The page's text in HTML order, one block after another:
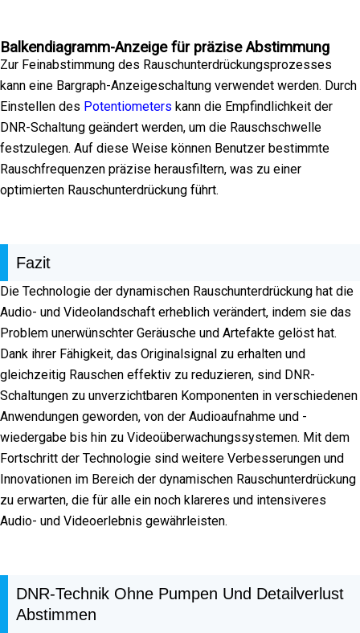
Balkendiagramm-Anzeige für präzise Abstimmung
Zur Feinabstimmung des Rauschunterdrückungsprozesses
kann eine Bargraph-Anzeigeschaltung verwendet werden. Durch
Einstellen des Potentiometers kann die Empfindlichkeit der
DNR-Schaltung geändert werden, um die Rauschschwelle
festzulegen. Auf diese Weise können Benutzer bestimmte
Rauschfrequenzen präzise herausfiltern, was zu einer
optimierten Rauschunterdrückung führt.
Fazit
Die Technologie der dynamischen Rauschunterdrückung hat die
Audio- und Videolandschaft erheblich verändert, indem sie das
Problem unerwünschter Geräusche und Artefakte gelöst hat.
Dank ihrer Fähigkeit, das Originalsignal zu erhalten und
gleichzeitig Rauschen effektiv zu reduzieren, sind DNR-
Schaltungen zu unverzichtbaren Komponenten in verschiedenen
Anwendungen geworden, von der Audioaufnahme und -
wiedergabe bis hin zu Videoüberwachungssystemen. Mit dem
Fortschritt der Technologie sind weitere Verbesserungen und
Innovationen im Bereich der dynamischen Rauschunterdrückung
zu erwarten, die für alle ein noch klareres und intensiveres
Audio- und Videoerlebnis gewährleisten.
DNR-Technik Ohne Pumpen Und Detailverlust
Abstimmen